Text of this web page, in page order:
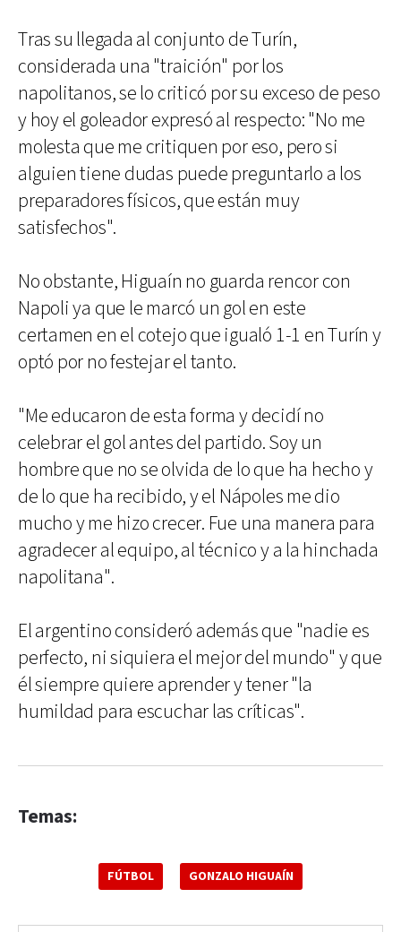
Tras su llegada al conjunto de Turín,
considerada una "traición" por los
napolitanos, se lo criticó por su exceso de peso
y hoy el goleador expresó al respecto: "No me
molesta que me critiquen por eso, pero si
alguien tiene dudas puede preguntarlo a los
preparadores físicos, que están muy
satisfechos".
No obstante, Higuaín no guarda rencor con
Napoli ya que le marcó un gol en este
certamen en el cotejo que igualó 1-1 en Turín y
optó por no festejar el tanto.
"Me educaron de esta forma y decidí no
celebrar el gol antes del partido. Soy un
hombre que no se olvida de lo que ha hecho y
de lo que ha recibido, y el Nápoles me dio
mucho y me hizo crecer. Fue una manera para
agradecer al equipo, al técnico y a la hinchada
napolitana".
El argentino consideró además que "nadie es
perfecto, ni siquiera el mejor del mundo" y que
él siempre quiere aprender y tener "la
humildad para escuchar las críticas".
Temas:
FÚTBOL GONZALO HIGUAÍN